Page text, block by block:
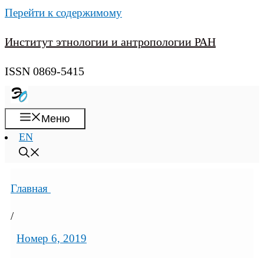
Перейти к содержимому
Институт этнологии и антропологии РАН
ISSN 0869-5415
Меню
EN
Главная
/
Номер 6, 2019